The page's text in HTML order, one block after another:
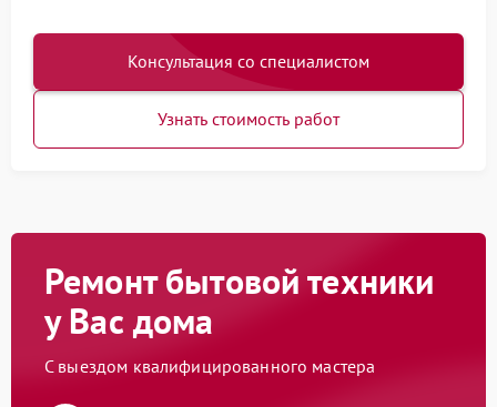
Консультация со специалистом
Узнать стоимость работ
Ремонт бытовой техники
у Вас дома
С выездом квалифицированного мастера